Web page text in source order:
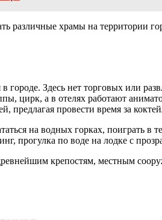
храмы на территории
Здесь нет торговых или
цирк, а в отелях работают
предлагая провести время за
на водных горках, поиграть
прогулка по воде на лодке с
крепостям, местным